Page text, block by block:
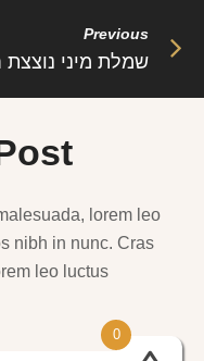
Previous
lorem leo
nibh in nunc. Cras
leo luctus
0